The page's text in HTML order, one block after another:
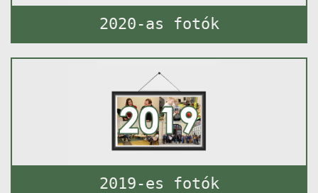
2020-as fotók
2019-es fotók